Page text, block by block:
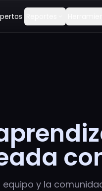
equipo y la